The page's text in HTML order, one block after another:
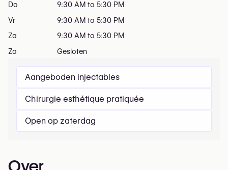
Aangeboden injectables
Chirurgie esthétique pratiquée
Open op zaterdag
Do
9:30 AM to 5:30 PM
Vr
9:30 AM to 5:30 PM
Za
9:30 AM to 5:30 PM
Zo
Gesloten